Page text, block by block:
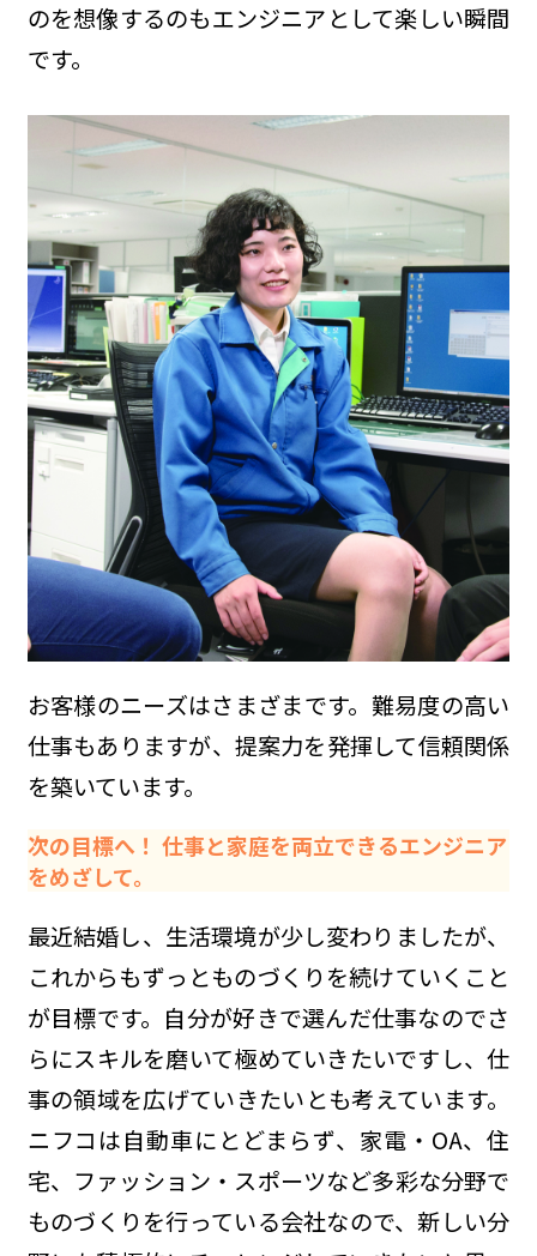
のを想像するのもエンジニアとして楽しい瞬間
です。
お客様のニーズはさまざまです。難易度の高い
仕事もありますが、提案力を発揮して信頼関係
を築いています。
次の目標へ！ 仕事と家庭を両立できるエンジニア
をめざして。
最近結婚し、生活環境が少し変わりましたが、
これからもずっとものづくりを続けていくこと
が目標です。自分が好きで選んだ仕事なのでさ
らにスキルを磨いて極めていきたいですし、仕
事の領域を広げていきたいとも考えています。
ニフコは自動車にとどまらず、家電・OA、住
宅、ファッション・スポーツなど多彩な分野で
ものづくりを行っている会社なので、新しい分